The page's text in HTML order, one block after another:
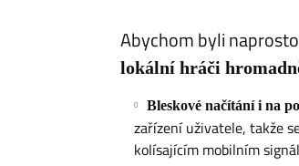
​Abychom byli
lokální hráči
Bleskové načítání i na
zařízení uživatele, takže
kolísajícím mobilním